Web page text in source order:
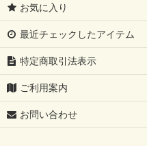
お気に入り
最近チェックしたアイテム
特定商取引法表示
ご利用案内
お問い合わせ